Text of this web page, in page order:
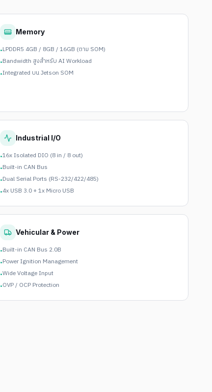
Memory
•LPDDR5 4GB / 8GB / 16GB (ตาม SOM)
•Bandwidth สูงสำหรับ AI Workload
•Integrated บน Jetson SOM
Industrial I/O
•16x Isolated DIO (8 in / 8 out)
•Built-in CAN Bus
•Dual Serial Ports (RS-232/422/485)
•4x USB 3.0 + 1x Micro USB
Vehicular & Power
•Built-in CAN Bus 2.0B
•Power Ignition Management
•Wide Voltage Input
•OVP / OCP Protection